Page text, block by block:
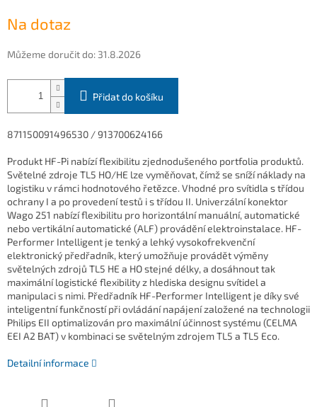
cena:
Na dotaz
Můžeme doručit do: 31.8.2026
Přidat do košíku
871150091496530 / 913700624166
Produkt HF-Pi nabízí flexibilitu zjednodušeného portfolia produktů.
Světelné zdroje TL5 HO/HE lze vyměňovat, čímž se sníží náklady na
logistiku v rámci hodnotového řetězce. Vhodné pro svítidla s třídou
ochrany I a po provedení testů i s třídou II. Univerzální konektor
Wago 251 nabízí flexibilitu pro horizontální manuální, automatické
nebo vertikální automatické (ALF) provádění elektroinstalace. HF-
Performer Intelligent je tenký a lehký vysokofrekvenční
elektronický předřadník, který umožňuje provádět výměny
světelných zdrojů TL5 HE a HO stejné délky, a dosáhnout tak
maximální logistické flexibility z hlediska designu svítidel a
manipulaci s nimi. Předřadník HF-Performer Intelligent je díky své
inteligentní funkčností při ovládání napájení založené na technologii
Philips EII optimalizován pro maximální účinnost systému (CELMA
EEI A2 BAT) v kombinaci se světelným zdrojem TL5 a TL5 Eco.
Detailní informace